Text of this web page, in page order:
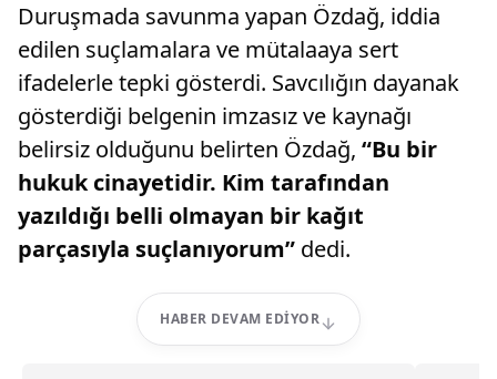
Duruşmada savunma yapan Özdağ, iddia
edilen suçlamalara ve mütalaaya sert
ifadelerle tepki gösterdi. Savcılığın dayanak
gösterdiği belgenin imzasız ve kaynağı
belirsiz olduğunu belirten Özdağ, “Bu bir
hukuk cinayetidir. Kim tarafından
yazıldığı belli olmayan bir kağıt
parçasıyla suçlanıyorum” dedi.
HABER DEVAM EDIYOR